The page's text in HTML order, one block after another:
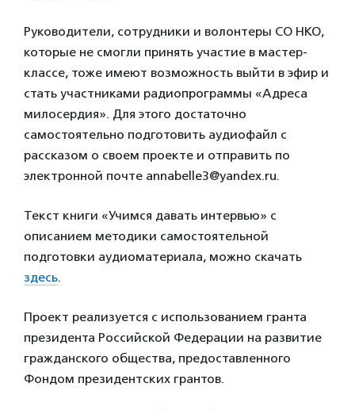
Руководители, сотрудники и волонтеры СО НКО,
которые не смогли принять участие в мастер-
классе, тоже имеют возможность выйти в эфир и
стать участниками радиопрограммы «Адреса
милосердия». Для этого достаточно
самостоятельно подготовить аудиофайл с
рассказом о своем проекте и отправить по
электронной почте annabelle3@yandex.ru.
Текст книги «Учимся давать интервью» с
описанием методики самостоятельной
подготовки аудиоматериала, можно скачать
здесь.
Проект реализуется с использованием гранта
президента Российской Федерации на развитие
гражданского общества, предоставленного
Фондом президентских грантов.